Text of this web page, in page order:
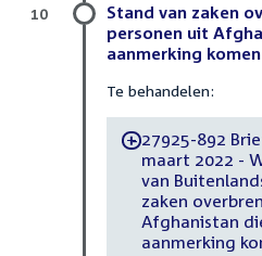
Stand van zaken
personen uit
aanmerking komen
Te behandelen:
-27925-892
maart 2022 -
van
zaken
Afghanistan
aanmerking
10